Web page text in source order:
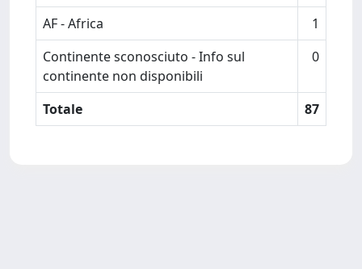
AF - Africa
1
Continente sconosciuto - Info sul
continente non disponibili
0
Totale 87